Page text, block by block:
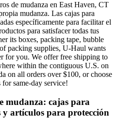
de mudanza en East Haven, CT
mudanza. Las cajas para
específicamente para facilitar el
para satisfacer todas tus
its boxes, packing tape, bubble
packing supplies, U-Haul wants
for you. We offer free shipping to
within the contiguous U.S. on
on all orders over $100, or choose
same-day service!
mudanza: cajas para
artículos para protección